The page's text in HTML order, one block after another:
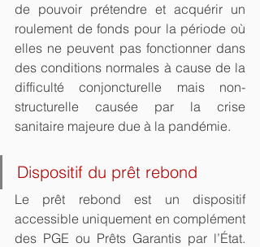
de pouvoir prétendre et acquérir un
roulement de fonds pour la période où
elles ne peuvent pas fonctionner dans
des conditions normales à cause de la
difficulté conjoncturelle mais non-
structurelle causée par la crise
sanitaire majeure due à la pandémie.
Dispositif du prêt rebond
Le prêt rebond est un dispositif
accessible uniquement en complément
des PGE ou Prêts Garantis par l’État.